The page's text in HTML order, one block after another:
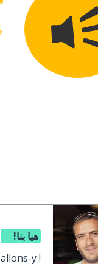
هيا بنا!
allons-y !